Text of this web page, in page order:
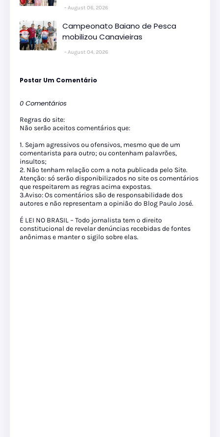
August 06, 2026
Campeonato Baiano de Pesca
mobilizou Canavieiras
August 04, 2026
Postar Um Comentário
0 Comentários
Regras do site:
Não serão aceitos comentários que:
1. Sejam agressivos ou ofensivos, mesmo que de um
comentarista para outro; ou contenham palavrões,
insultos;
2. Não tenham relação com a nota publicada pelo Site.
Atenção: só serão disponibilizados no site os comentários
que respeitarem as regras acima expostas.
3.Aviso: Os comentários são de responsabilidade dos
autores e não representam a opinião do Blog Paulo José.
É LEI NO BRASIL – Todo jornalista tem o direito
constitucional de revelar denúncias recebidas de fontes
anônimas e manter o sigilo sobre elas.